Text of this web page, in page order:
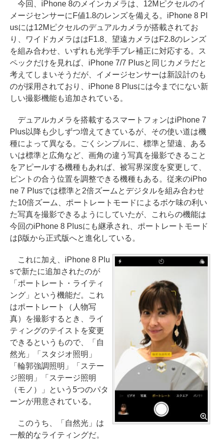
今回、iPhone 8のメインカメラは、12Mピクセルのイ
メージセンサーにF値1.8のレンズを備える。iPhone 8 Pl
usには12Mピクセルのデュアルカメラが搭載されてお
り、ワイドカメラははF1.8、望遠カメラはF2.8のレンズ
を組み合わせ、いずれも光学手ブレ補正に対応する。ス
ペックだけを見れば、iPhone 7/7 Plusと同じカメラだと
考えてしまいそうだが、イメージセンサーは新設計のも
のが採用されており、iPhone 8 Plusには今までにない新
しい撮影機能も追加されている。
デュアルカメラを搭載するスマートフォンはiPhone 7
Plus以降も少しずつ増えてきているが、その使い道は機
種によって異なる。ごくシンプルに、標準と望遠、ある
いは標準と広角など、画角の違う写真を撮影できること
をアピールする機種もあれば、被写界深度を変更して、
ピントの合う位置を調整できる機種もある。従来のiPho
ne 7 Plusでは標準と2倍ズームとデジタルを組み合わせ
た10倍ズーム、ポートレートモードによるボケ味の利い
た写真を撮影できるようにしていたが、これらの機能は
今回のiPhone 8 Plusにも継承され、ポートレートモード
はβ版から正式版へと進化している。
これに加え、iPhone 8 Plu
sで新たに追加されたのが
「ポートレート・ライティ
ング」という機能だ。これ
はポートレート（人物写
真）を撮影するとき、ライ
ティングのテイストを変更
できるというもので、「自
然光」「スタジオ照明」
「輪郭強調照明」「ステー
ジ照明」「ステージ照明
（モノ）」という5つのパタ
ーンが用意されている。
このうち、「自然光」は
一般的なライティングだ。